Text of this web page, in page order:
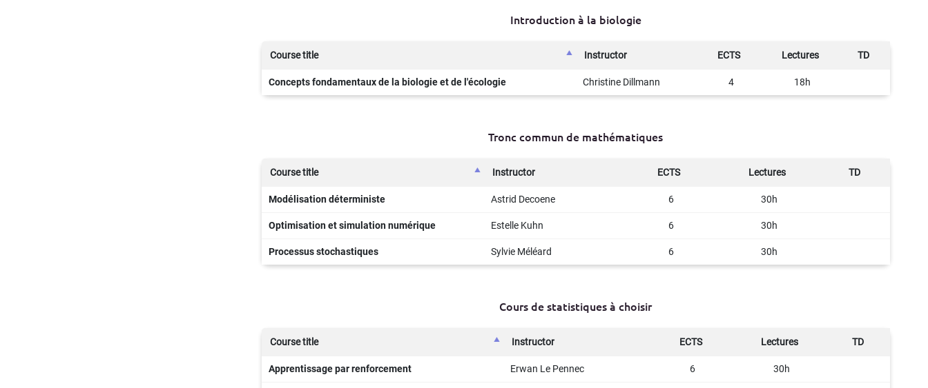
Introduction à la biologie
Course title Instructor ECTS Lectures TD
Concepts fondamentaux de la biologie et de l'écologie Christine Dillmann 4 18h
Tronc commun de mathématiques
Course title Instructor ECTS Lectures TD
Modélisation déterministe Astrid Decoene 6 30h
Optimisation et simulation numérique Estelle Kuhn 6 30h
Processus stochastiques Sylvie Méléard 6 30h
Cours de statistiques à choisir
Course title Instructor ECTS Lectures TD
Apprentissage par renforcement Erwan Le Pennec 6 30h